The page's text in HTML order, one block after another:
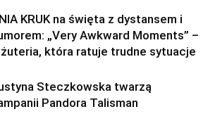
KRUK na święta z dystansem i
„Very Awkward Moments” –
która ratuje trudne sytuacje
Steczkowska twarzą
Pandora Talisman